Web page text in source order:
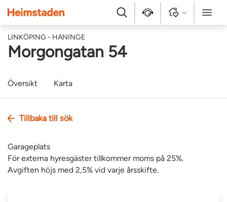
Heimstaden
Sök Kontakt Logga in Meny
LINKÖPING - HANINGE
Morgongatan 54
Översikt Karta
Tillbaka till sök
Garageplats
För externa hyresgäster tillkommer moms på 25%.
Avgiften höjs med 2,5% vid varje årsskifte.